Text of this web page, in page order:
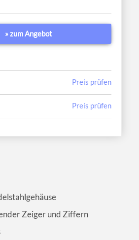
» zum Angebot
Preis prüfen
Preis prüfen
Zeiger und Ziffern